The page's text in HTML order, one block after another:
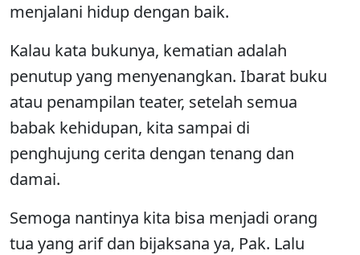
menjalani hidup dengan baik.
Kalau kata bukunya, kematian adalah
penutup yang menyenangkan. Ibarat buku
atau penampilan teater, setelah semua
babak kehidupan, kita sampai di
penghujung cerita dengan tenang dan
damai.
Semoga nantinya kita bisa menjadi orang
tua yang arif dan bijaksana ya, Pak. Lalu